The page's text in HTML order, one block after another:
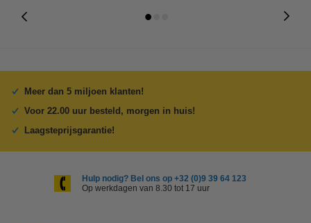
Meer dan 5 miljoen klanten!
Voor 22.00 uur besteld, morgen in huis!
Laagsteprijsgarantie!
Hulp nodig? Bel ons op +32 (0)9 39 64 123
Op werkdagen van 8.30 tot 17 uur